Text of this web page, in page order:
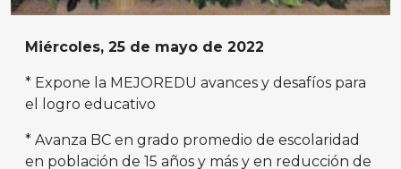
Miércoles, 25 de mayo de 2022
* Expone la MEJOREDU avances y desafíos para
el logro educativo
* Avanza BC en grado promedio de escolaridad
en población de 15 años y más y en reducción de